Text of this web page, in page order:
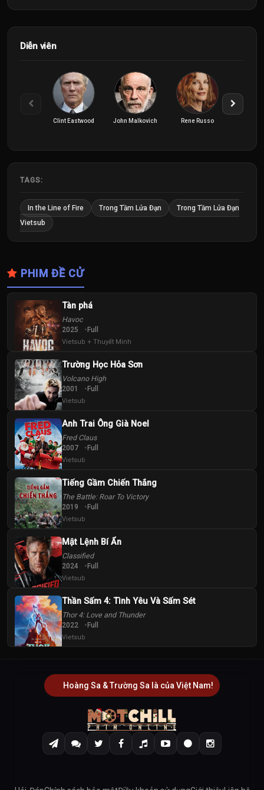
Diễn viên
Clint Eastwood John Malkovich Rene Russo
TAGS:
In the Line of Fire Trong Tầm Lửa Đạn
Trong Tầm Lửa Đạn
Vietsub
PHIM ĐỀ CỬ
Tàn phá
Havoc
2025 Full
Vietsub + Thuyết Minh
Trường Học Hỏa Sơn
Volcano High
2001 Full
Vietsub
Anh Trai Ông Già Noel
Fred Claus
2007 Full
Vietsub
Tiếng Gầm Chiến Thắng
The Battle: Roar To Victory
2019 Full
Vietsub
Mật Lệnh Bí Ẩn
Classified
2024 Full
Vietsub
Thần Sấm 4: Tình Yêu Và Sấm Sét
Thor 4: Love and Thunder
2022 Full
Vietsub
Hoàng Sa & Trường Sa là của Việt Nam!